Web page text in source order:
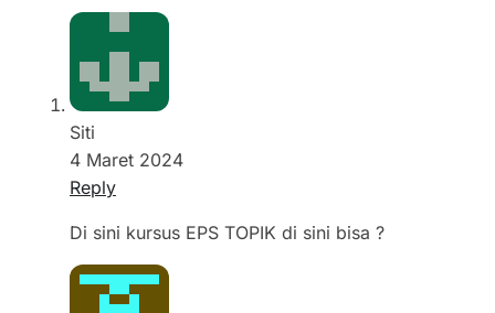
Siti
4 Maret 2024
Reply
Di sini kursus EPS TOPIK di sini bisa ?